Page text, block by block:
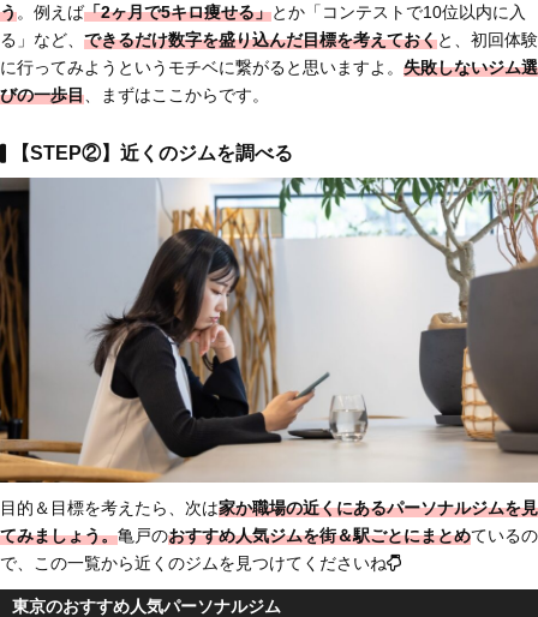
う。例えば「2ヶ月で5キロ痩せる」とか「コンテストで10位以内に入
る」など、 できるだけ数字を盛り込んだ目標を考えておくと、初回体験
に行ってみようというモチベに繋がると思いますよ。 失敗しないジム選
びの一歩目 、まずはここからです。
【STEP②】近くのジムを調べる
目的＆目標を考えたら、次は家か職場の近くにあるパーソナルジムを見
てみましょう。亀戸のおすすめ人気ジムを街＆駅ごとにまとめているの
で、この一覧から近くのジムを見つけてくださいね
東京のおすすめ人気パーソナルジム